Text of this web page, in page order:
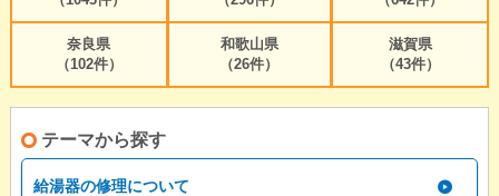
奈良県
（102件）
和歌山県
（26件）
滋賀県
（43件）
テーマから探す
給湯器の修理について